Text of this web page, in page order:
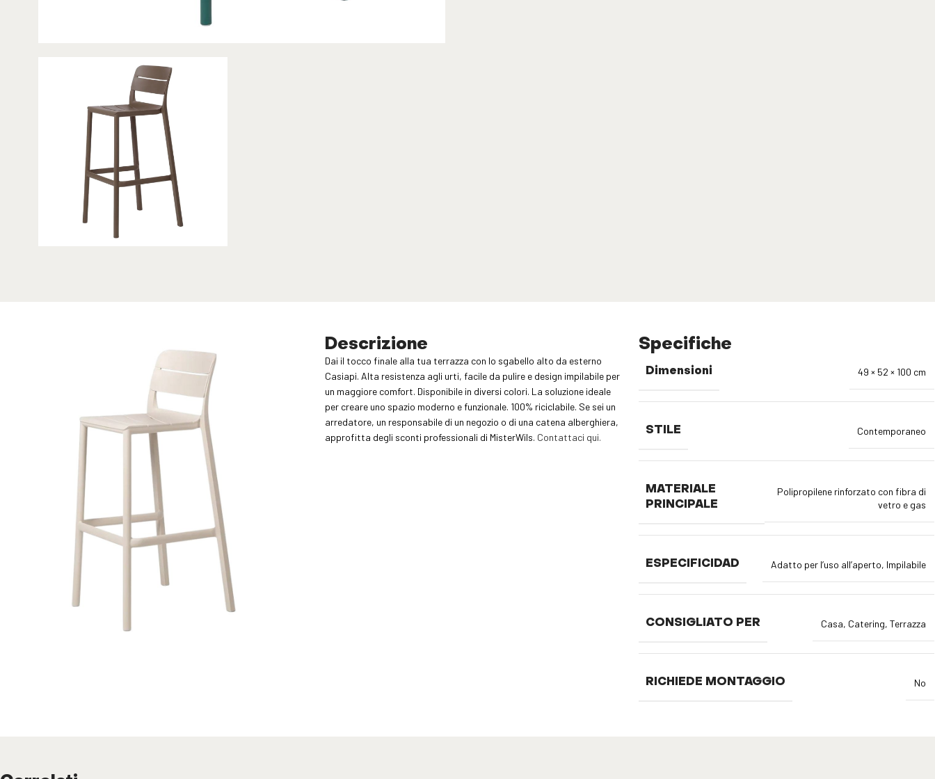
Descrizione
Dai il tocco finale alla tua terrazza con lo sgabello alto da esterno
Casiapi. Alta resistenza agli urti, facile da pulire e design impilabile per
un maggiore comfort. Disponibile in diversi colori. La soluzione ideale
per creare uno spazio moderno e funzionale. 100% riciclabile. Se sei un
arredatore, un responsabile di un negozio o di una catena alberghiera,
approfitta degli sconti professionali di MisterWils. Contattaci qui.
Specifiche
Dimensioni 49 × 52 × 100 cm
STILE Contemporaneo
MATERIALE
PRINCIPALE
Polipropilene rinforzato con fibra di
vetro e gas
ESPECIFICIDAD Adatto per l’uso all’aperto, Impilabile
CONSIGLIATO PER Casa, Catering,Terrazza
RICHIEDE MONTAGGIO No